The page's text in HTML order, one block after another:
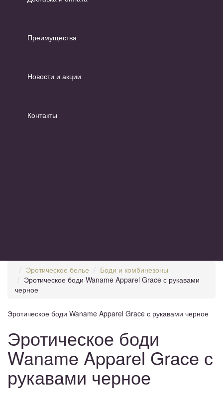
Преимущества
Новости и акции
Контакты
Эротическое белье
Боди и комбинезоны
Эротическое боди Waname Apparel Grace с рукавами
черное
Эротическое боди Waname Apparel Grace с рукавами черное
Эротическое боди
Waname Apparel Grace с
рукавами черное